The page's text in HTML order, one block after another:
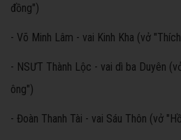
đồng")
- Võ Minh Lâm - vai Kinh Kha (vở
- NSƯT Thành Lộc - vai dì ba Duyên
ông")
- Đoàn Thanh Tài - vai Sáu Thôn (vở